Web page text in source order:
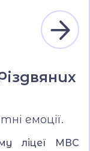
емоції.
ліцеї МВС